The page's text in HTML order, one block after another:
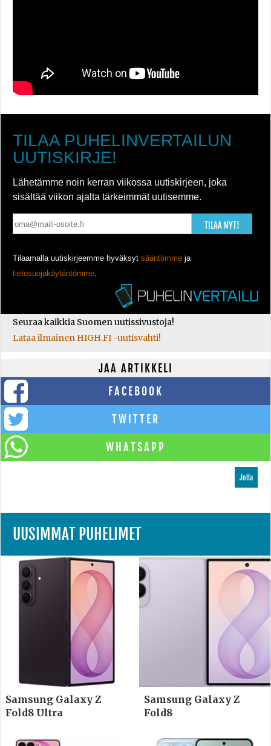
TILAA PUHELINVERTAILUN
UUTISKIRJE!
Lähetämme noin kerran viikossa uutiskirjeen, joka
sisältää viikon ajalta tärkeimmät uutisemme.
TILAA NYT!
Tilaamalla uutiskirjeemme hyväksyt sääntömme ja
tietosuojakäytäntömme.
Seuraa kaikkia Suomen uutissivustoja!
Lataa ilmainen HIGH.FI -uutisvahti!
JAA ARTIKKELI
FACEBOOK
TWITTER
WHATSAPP
Jolla
UUSIMMAT PUHELIMET
Samsung Galaxy Z
Fold8 Ultra
Samsung Galaxy Z
Fold8